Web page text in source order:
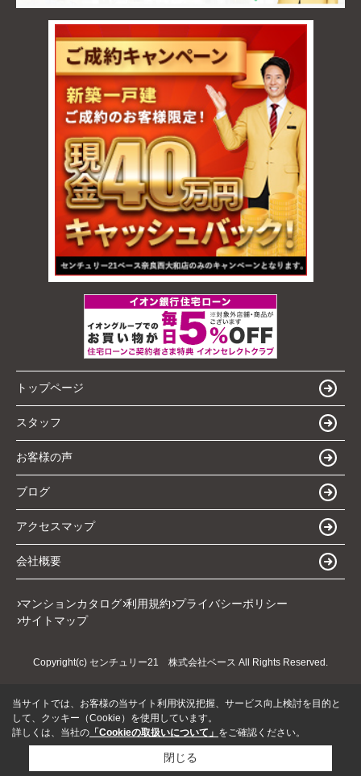
トップページ
スタッフ
お客様の声
ブログ
アクセスマップ
会社概要
マンションカタログ 利用規約 プライバシーポリシー
サイトマップ
Copyright(c) センチュリー21 株式会社ベース All Rights Reserved.
当サイトでは、お客様の当サイト利用状況把握、サービス向上検討を目的と
して、クッキー（Cookie）を使用しています。
詳しくは、当社の 「Cookieの取扱いについて」 をご確認ください。
閉じる